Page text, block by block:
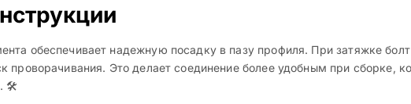
обеспечивает надежную посадку в пазу профиля. При затяжке
проворачивания. Это делает соединение более удобным при сборке,
🛠️